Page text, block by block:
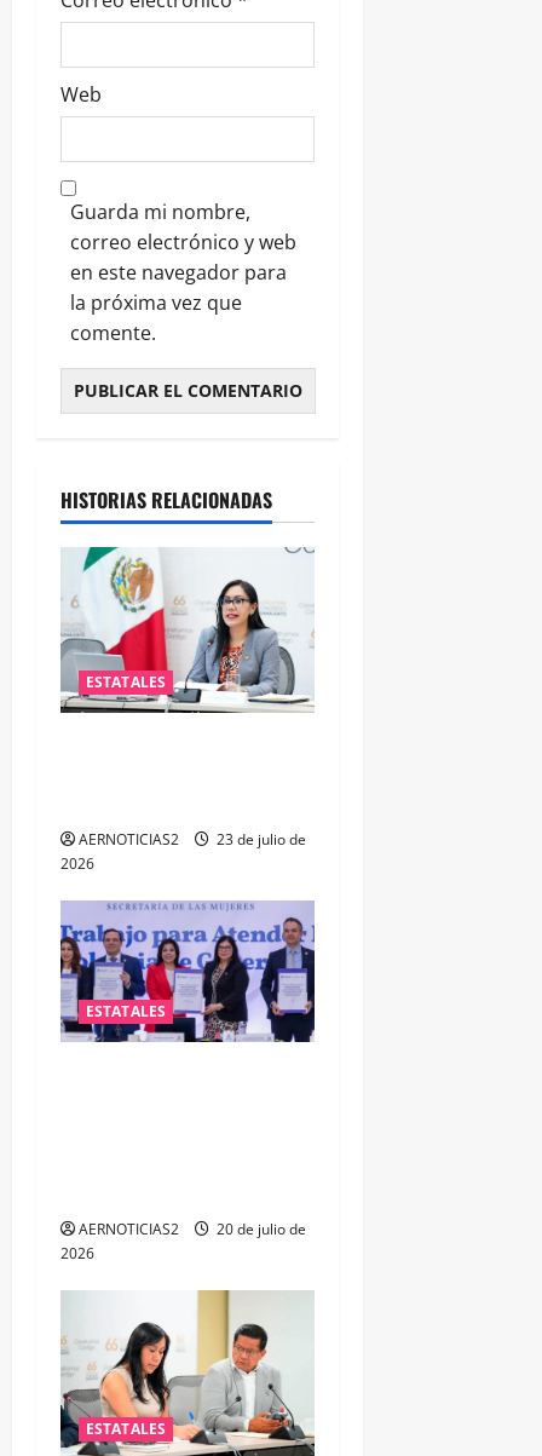
Web
Guarda mi nombre,
correo electrónico y web
en este navegador para
la próxima vez que
comente.
HISTORIAS RELACIONADAS
ESTATALES
AERNOTICIAS2
23 de julio de
2026
ESTATALES
AERNOTICIAS2
20 de julio de
2026
ESTATALES